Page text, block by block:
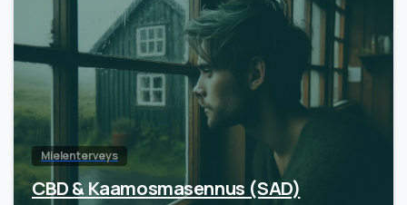
Mielenterveys
CBD & Kaamosmasennus (SAD)